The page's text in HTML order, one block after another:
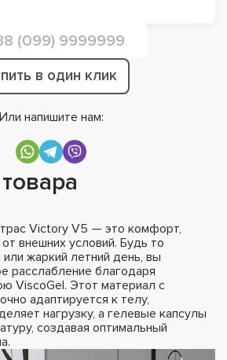
в один клик
Или напишите нам:
Victory V5 — это комфорт,
внешних условий. Будь то
или жаркий летний день, вы
расслабление благодаря
ViscoGel. Этот материал с
адаптируется к телу,
нагрузку, а гелевые капсулы
создавая оптимальный